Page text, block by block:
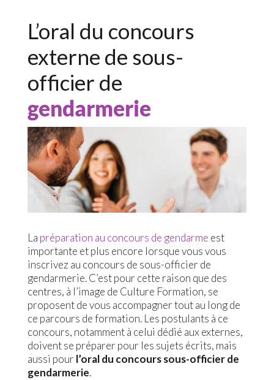
L’oral du concours
externe de sous-
officier de
gendarmerie
La préparation au concours de gendarme est
importante et plus encore lorsque vous vous
inscrivez au concours de sous-officier de
gendarmerie. C’est pour cette raison que des
centres, à l’image de Culture Formation, se
proposent de vous accompagner tout au long de
ce parcours de formation. Les postulants à ce
concours, notamment à celui dédié aux externes,
doivent se préparer pour les sujets écrits, mais
aussi pour l’oral du concours sous-officier de
gendarmerie.